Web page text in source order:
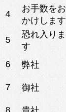
4
お手数をお
かけします
5
恐れ入りま
す
6 弊社
7 御社
8